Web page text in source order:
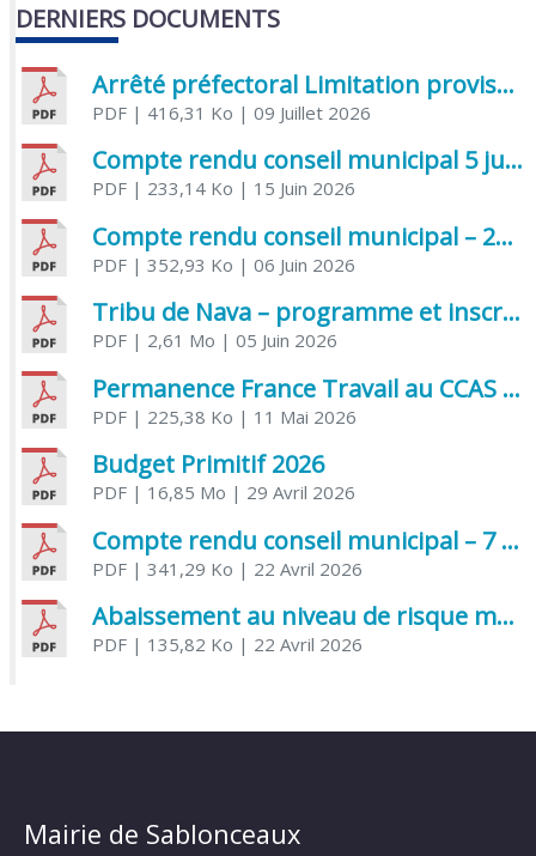
DERNIERS DOCUMENTS
Arrêté préfectoral Limitation provisoire des usages de l’eau
PDF| 416,31 Ko | 09 Juillet 2026
Compte rendu conseil municipal 5 juin 2026 sénatoriale
PDF| 233,14 Ko | 15 Juin 2026
Compte rendu conseil municipal – 21 avril 2026
PDF| 352,93 Ko | 06 Juin 2026
Tribu de Nava – programme et inscriptions été 2026
PDF| 2,61 Mo | 05 Juin 2026
Permanence France Travail au CCAS de Saujon Juin 2026
PDF| 225,38 Ko | 11 Mai 2026
Budget Primitif 2026
PDF| 16,85 Mo | 29 Avril 2026
Compte rendu conseil municipal – 7 avril 2026
PDF| 341,29 Ko | 22 Avril 2026
Abaissement au niveau de risque modéré de l’Influenza aviaire
PDF| 135,82 Ko | 22 Avril 2026
Mairie de Sablonceaux